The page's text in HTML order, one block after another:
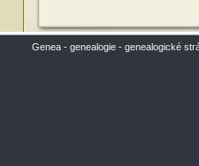
Genea - genealogie - genealogické